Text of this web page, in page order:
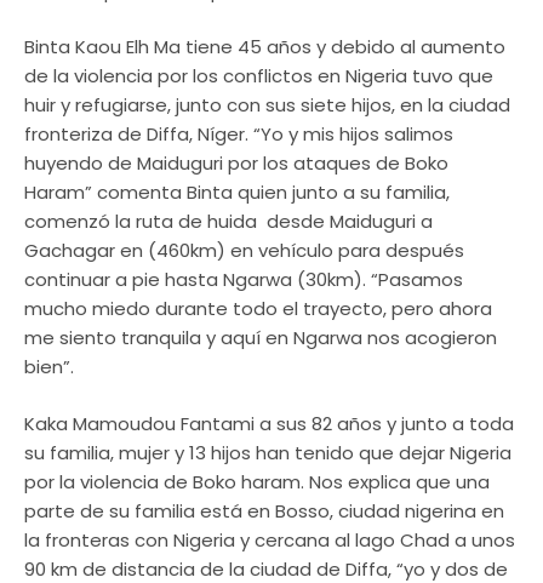
Binta Kaou Elh Ma tiene 45 años y debido al aumento
de la violencia por los conflictos en Nigeria tuvo que
huir y refugiarse, junto con sus siete hijos, en la ciudad
fronteriza de Diffa, Níger. “Yo y mis hijos salimos
huyendo de Maiduguri por los ataques de Boko
Haram” comenta Binta quien junto a su familia,
comenzó la ruta de huida desde Maiduguri a
Gachagar en (460km) en vehículo para después
continuar a pie hasta Ngarwa (30km). “Pasamos
mucho miedo durante todo el trayecto, pero ahora
me siento tranquila y aquí en Ngarwa nos acogieron
bien”.
Kaka Mamoudou Fantami a sus 82 años y junto a toda
su familia, mujer y 13 hijos han tenido que dejar Nigeria
por la violencia de Boko haram. Nos explica que una
parte de su familia está en Bosso, ciudad nigerina en
la fronteras con Nigeria y cercana al lago Chad a unos
90 km de distancia de la ciudad de Diffa, “yo y dos de